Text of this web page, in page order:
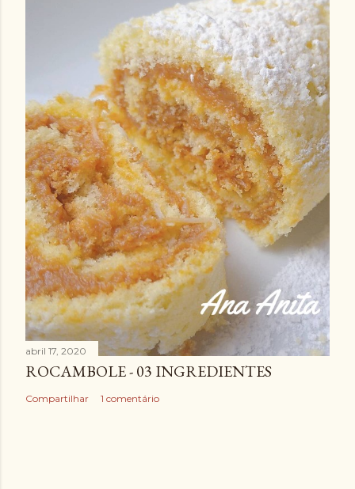
abril 17, 2020
ROCAMBOLE - 03 INGREDIENTES
Compartilhar 1 comentário